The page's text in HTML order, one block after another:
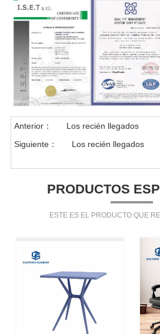
Anterior：
Los recién llegados
Siguiente：
Los recién llegados
PRODUCTOS
ESTE ES EL PRODUCTO QUE